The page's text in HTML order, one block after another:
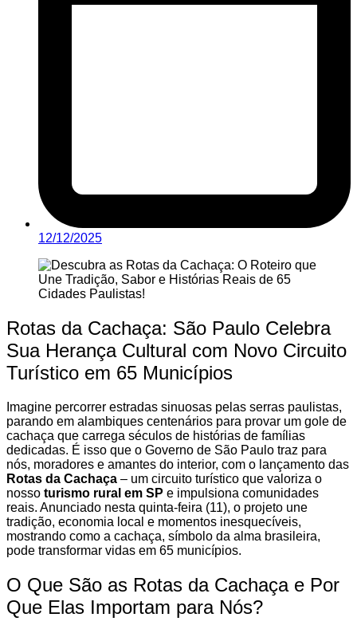
12/12/2025
Rotas da Cachaça: São Paulo Celebra
Sua Herança Cultural com Novo Circuito
Turístico em 65 Municípios
Imagine percorrer estradas sinuosas pelas serras paulistas,
parando em alambiques centenários para provar um gole de
cachaça que carrega séculos de histórias de famílias
dedicadas. É isso que o Governo de São Paulo traz para
nós, moradores e amantes do interior, com o lançamento das
Rotas da Cachaça – um circuito turístico que valoriza o
nosso turismo rural em SP e impulsiona comunidades
reais. Anunciado nesta quinta-feira (11), o projeto une
tradição, economia local e momentos inesquecíveis,
mostrando como a cachaça, símbolo da alma brasileira,
pode transformar vidas em 65 municípios.
O Que São as Rotas da Cachaça e Por
Que Elas Importam para Nós?